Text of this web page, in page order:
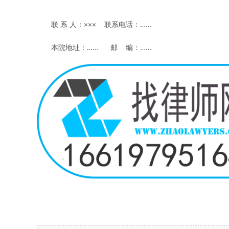
联 系 人：××× 联系电话：……
本院地址：…… 邮 编：……